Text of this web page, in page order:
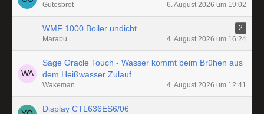
Gutesbrot 6. August 2026 um 19:02
WMF 1000 Boiler undicht
2
Marabu
4. August 2026 um 16:24
Sage Oracle Touch - Wasser kommt beim Brühen aus
dem Heißwasser Zulauf
Wakeman 4. August 2026 um 12:41
Display CTL636ES6/06